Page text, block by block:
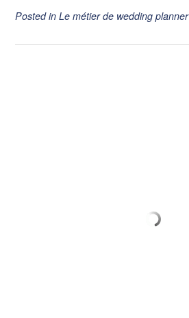
Posted in Le métier de wedding planner